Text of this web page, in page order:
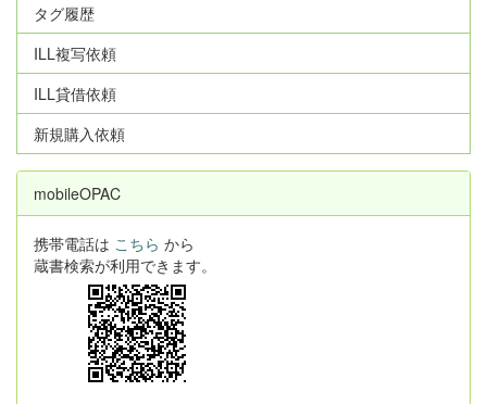
タグ履歴
ILL複写依頼
ILL貸借依頼
新規購入依頼
mobileOPAC
携帯電話は こちら から
蔵書検索が利用できます。